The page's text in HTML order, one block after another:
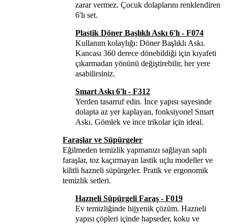
zarar vermez. Çocuk dolaplarını renklendiren
6'lı set.
Plastik Döner Başlıklı Askı 6'lı - F074
Kullanım kolaylığı: Döner Başlıklı Askı.
Kancası 360 derece dönebildiği için kıyafeti
çıkarmadan yönünü değiştirebilir, her yere
asabilirsiniz.
Smart Askı 6'lı - F312
Yerden tasarruf edin. İnce yapısı sayesinde
dolapta az yer kaplayan, fonksiyonel Smart
Askı. Gömlek ve ince trikolar için ideal.
Faraşlar ve Süpürgeler
Eğilmeden temizlik yapmanızı sağlayan saplı
faraşlar, toz kaçırmayan lastik uçlu modeller ve
kilitli hazneli süpürgeler. Pratik ve ergonomik
temizlik setleri.
Hazneli Süpürgeli Faraş - F019
Ev temizliğinde hijyenik çözüm. Hazneli
yapısı çöpleri içinde hapseder, koku ve